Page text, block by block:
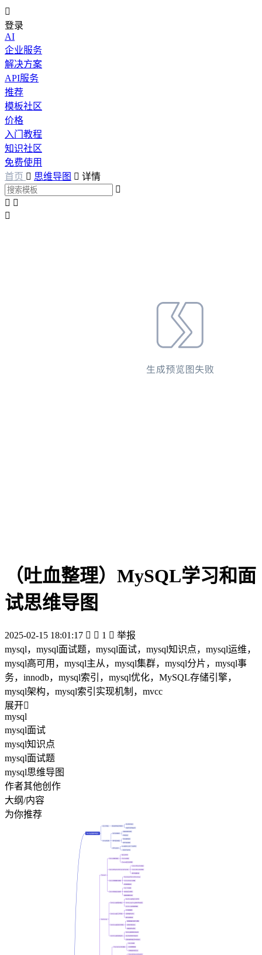

登录
AI
企业服务
解决方案
API服务
推荐
模板社区
价格
入门教程
知识社区
免费使用
首页  思维导图  详情

 

（吐血整理）MySQL学习和面
试思维导图
2025-02-15 18:01:17   1  举报
mysql，mysql面试题，mysql面试，mysql知识点，mysql运维，
mysql高可用，mysql主从，mysql集群，mysql分片，mysql事
务，innodb，mysql索引，mysql优化，MySQL存储引擎，
mysql架构，mysql索引实现机制，mvcc
展开
mysql
mysql面试
mysql知识点
mysql面试题
mysql思维导图
作者其他创作
大纲/内容
为你推荐